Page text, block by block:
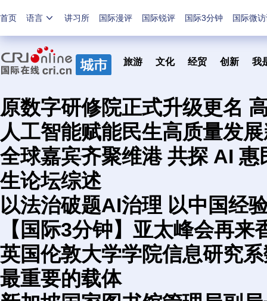
首页 语言 讲习所 国际漫评 国际锐评 国际3分钟 国际微
旅游 文化 经贸 创新 我
原数字研修院正式升级更名
人工智能赋能民生高质量发
全球嘉宾齐聚维港 共探 AI
生论坛综述
以法治破题AI治理 以中国经
【国际3分钟】亚太峰会再
英国伦敦大学学院信息研究
最重要的载体